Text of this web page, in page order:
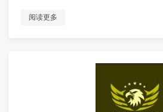
阅读更多